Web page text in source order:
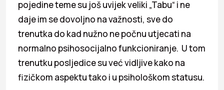
pojedine teme su još uvijek veliki „Tabu“ i ne
daje im se dovoljno na važnosti, sve do
trenutka do kad nužno ne počnu utjecati na
normalno psihosocijalno funkcioniranje. U tom
trenutku posljedice su već vidljive kako na
fizičkom aspektu tako i u psihološkom statusu.